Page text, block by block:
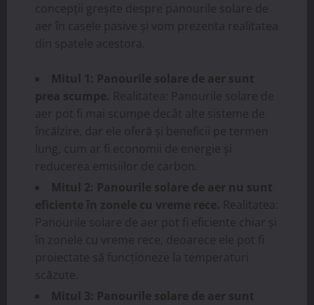
concepții greșite despre panourile solare de
aer în casele pasive și vom prezenta realitatea
din spatele acestora.
Mitul 1: Panourile solare de aer sunt
prea scumpe. Realitatea: Panourile solare de
aer pot fi mai scumpe decât alte sisteme de
încălzire, dar ele oferă și beneficii pe termen
lung, cum ar fi economii de energie și
reducerea emisiilor de carbon.
Mitul 2: Panourile solare de aer nu sunt
eficiente în zonele cu vreme rece. Realitatea:
Panourile solare de aer pot fi eficiente chiar și
în zonele cu vreme rece, deoarece ele pot fi
proiectate să funcționeze la temperaturi
scăzute.
Mitul 3: Panourile solare de aer sunt